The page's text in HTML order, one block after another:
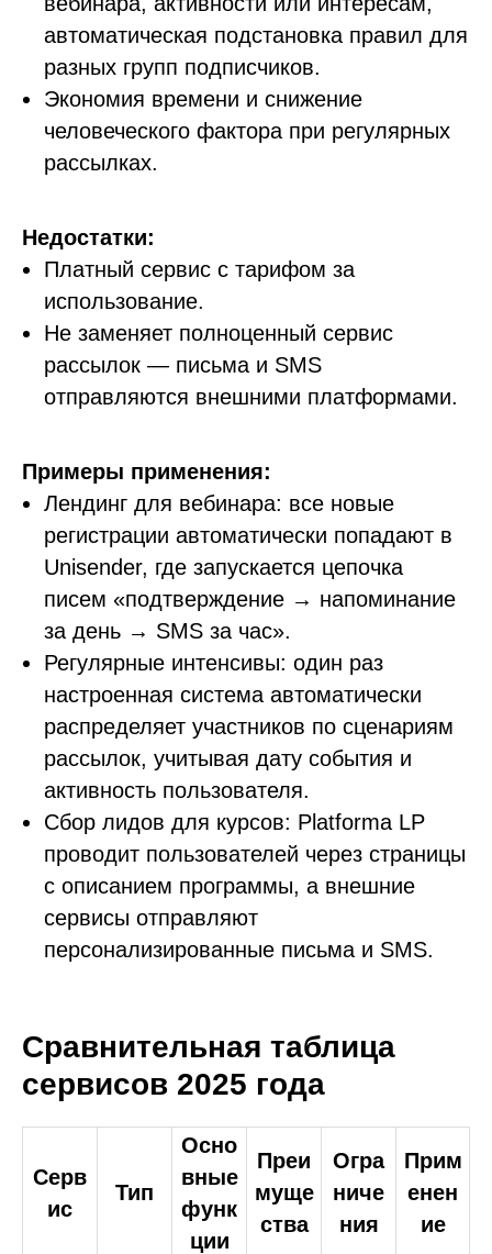
автоматическая подстановка правил для
разных групп подписчиков.
Экономия времени и снижение
человеческого фактора при регулярных
рассылках.
Недостатки:
Платный сервис с тарифом за
использование.
Не заменяет полноценный сервис
рассылок — письма и SMS
отправляются внешними платформами.
Примеры применения:
Лендинг для вебинара: все новые
регистрации автоматически попадают в
Unisender, где запускается цепочка
писем «подтверждение → напоминание
за день → SMS за час».
Регулярные интенсивы: один раз
настроенная система автоматически
распределяет участников по сценариям
рассылок, учитывая дату события и
активность пользователя.
Сбор лидов для курсов: Platforma LP
проводит пользователей через страницы
с описанием программы, а внешние
сервисы отправляют
персонализированные письма и SMS.
Сравнительная таблица
сервисов 2025 года
Серв
ис
Тип
Осно
вные
функ
ции
Преи
муще
ства
Огра
ниче
ния
Прим
енен
ие